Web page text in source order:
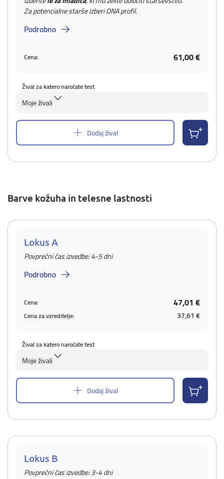
Za potencialne starše izberi DNA profil.
Podrobno
Cena: 61,00 €
Žival za katero naročate test
Moje živali
Dodaj žival
Barve kožuha in telesne lastnosti
Lokus A
Povprečni čas izvedbe: 4-5 dni
Podrobno
Cena: 47,01 €
Cena za vzreditelje: 37,61 €
Žival za katero naročate test
Moje živali
Dodaj žival
Lokus B
Povprečni čas izvedbe: 3-4 dni